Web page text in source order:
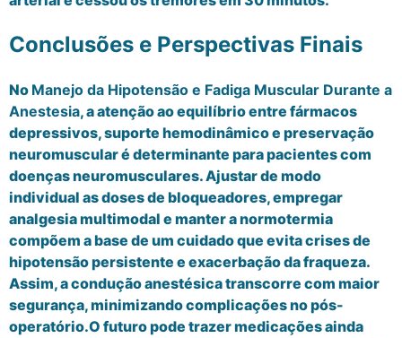
Conclusões e Perspectivas Finais
No Manejo da Hipotensão e Fadiga Muscular Durante a
Anestesia, a atenção ao equilíbrio entre fármacos
depressivos, suporte hemodinâmico e preservação
neuromuscular é determinante para pacientes com
doenças neuromusculares. Ajustar de modo
individual as doses de bloqueadores, empregar
analgesia multimodal e manter a normotermia
compõem a base de um cuidado que evita crises de
hipotensão persistente e exacerbação da fraqueza.
Assim, a condução anestésica transcorre com maior
segurança, minimizando complicações no pós-
operatório.O futuro pode trazer medicações ainda